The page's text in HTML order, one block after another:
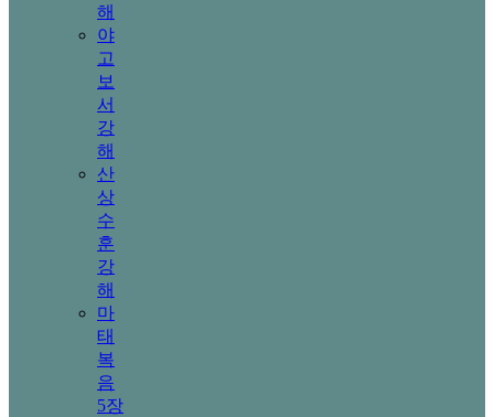
해
야
고
보
서
강
해
산
상
수
훈
강
해
마
태
복
음
5장